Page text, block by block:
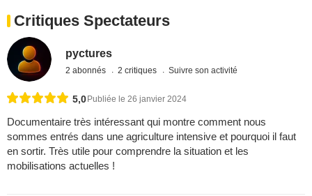
Critiques Spectateurs
pyctures
2 abonnés 2 critiques Suivre son activité
5,0 Publiée le 26 janvier 2024
Documentaire très intéressant qui montre comment nous
sommes entrés dans une agriculture intensive et pourquoi il faut
en sortir. Très utile pour comprendre la situation et les
mobilisations actuelles !